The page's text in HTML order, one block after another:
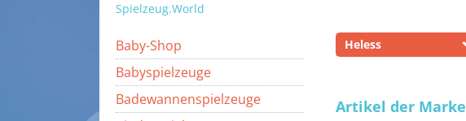
Spielzeug.World
Baby-Shop
Babyspielzeuge
Badewannenspielzeuge
Heless
Artikel der Marke